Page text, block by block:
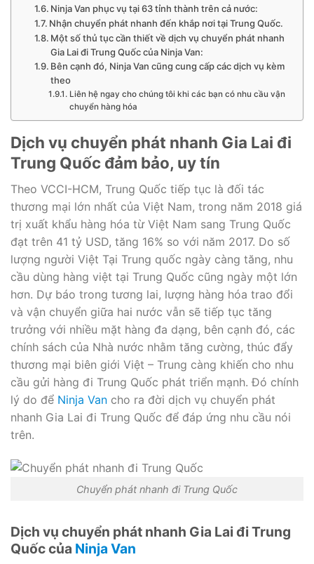
Ninja Van phục vụ tại 63 tỉnh thành trên cả nước:
Nhận chuyển phát nhanh đến khắp nơi tại Trung Quốc.
Một số thủ tục cần thiết về dịch vụ chuyển phát nhanh
Gia Lai đi Trung Quốc của Ninja Van:
Bên cạnh đó, Ninja Van cũng cung cấp các dịch vụ kèm
theo
Liên hệ ngay cho chúng tôi khi các bạn có nhu cầu vận
chuyển hàng hóa
Dịch vụ chuyển phát nhanh Gia Lai đi
Trung Quốc đảm bảo, uy tín
Theo VCCI-HCM, Trung Quốc tiếp tục là đối tác
thương mại lớn nhất của Việt Nam, trong năm 2018 giá
trị xuất khẩu hàng hóa từ Việt Nam sang Trung Quốc
đạt trên 41 tỷ USD, tăng 16% so với năm 2017. Do số
lượng người Việt Tại Trung quốc ngày càng tăng, nhu
cầu dùng hàng việt tại Trung Quốc cũng ngày một lớn
hơn. Dự báo trong tương lai, lượng hàng hóa trao đổi
và vận chuyển giữa hai nước vẫn sẽ tiếp tục tăng
trưởng với nhiều mặt hàng đa dạng, bên cạnh đó, các
chính sách của Nhà nước nhằm tăng cường, thúc đẩy
thương mại biên giới Việt – Trung càng khiến cho nhu
cầu gửi hàng đi Trung Quốc phát triển mạnh. Đó chính
lý do để Ninja Van cho ra đời dịch vụ chuyển phát
nhanh Gia Lai đi Trung Quốc để đáp ứng nhu cầu nói
trên.
Chuyển phát nhanh đi Trung Quốc
Dịch vụ chuyển phát nhanh Gia Lai đi Trung
Quốc của Ninja Van